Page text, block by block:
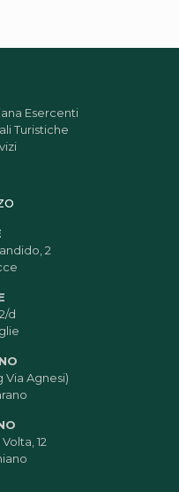
Esercenti
Turistiche
2
d
Via Agnesi)
12